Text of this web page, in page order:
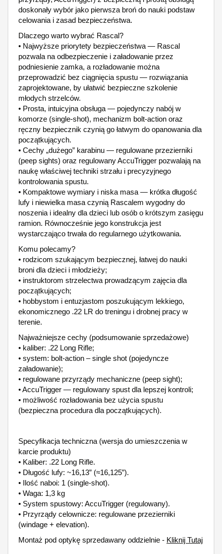
doskonały wybór jako pierwsza broń do nauki podstaw
celowania i zasad bezpieczeństwa.
Dlaczego warto wybrać Rascal?
• Najwyższe priorytety bezpieczeństwa — Rascal
pozwala na odbezpieczenie i załadowanie przez
podniesienie zamka, a rozładowanie można
przeprowadzić bez ciągnięcia spustu — rozwiązania
zaprojektowane, by ułatwić bezpieczne szkolenie
młodych strzelców.
• Prosta, intuicyjna obsługa — pojedynczy nabój w
komorze (single-shot), mechanizm bolt-action oraz
ręczny bezpiecznik czynią go łatwym do opanowania dla
początkujących.
• Cechy „dużego” karabinu — regulowane przezierniki
(peep sights) oraz regulowany AccuTrigger pozwalają na
naukę właściwej techniki strzału i precyzyjnego
kontrolowania spustu.
• Kompaktowe wymiary i niska masa — krótka długość
lufy i niewielka masa czynią Rascalem wygodny do
noszenia i idealny dla dzieci lub osób o krótszym zasięgu
ramion. Równocześnie jego konstrukcja jest
wystarczająco trwała do regularnego użytkowania.
Komu polecamy?
• rodzicom szukającym bezpiecznej, łatwej do nauki
broni dla dzieci i młodzieży;
• instruktorom strzelectwa prowadzącym zajęcia dla
początkujących;
• hobbystom i entuzjastom poszukującym lekkiego,
ekonomicznego .22 LR do treningu i drobnej pracy w
terenie.
Najważniejsze cechy (podsumowanie sprzedażowe)
• kaliber: .22 Long Rifle;
• system: bolt-action – single shot (pojedyncze
załadowanie);
• regulowane przyrządy mechaniczne (peep sight);
• AccuTrigger — regulowany spust dla lepszej kontroli;
• możliwość rozładowania bez użycia spustu
(bezpieczna procedura dla początkujących).
Specyfikacja techniczna (wersja do umieszczenia w
karcie produktu)
• Kaliber: .22 Long Rifle.
• Długość lufy: ~16,13” (≈16,125”).
• Ilość naboi: 1 (single-shot).
• Waga: 1,3 kg
• System spustowy: AccuTrigger (regulowany).
• Przyrządy celownicze: regulowane przezierniki
(windage + elevation).
Montaż pod optykę sprzedawany oddzielnie - Kliknij Tutaj